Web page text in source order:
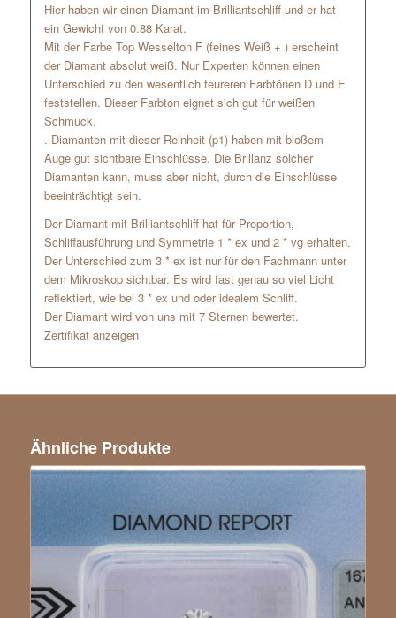
Hier haben wir einen Diamant im Brilliantschliff und er hat
ein Gewicht von 0.88 Karat.
Mit der Farbe Top Wesselton F (feines Weiß + ) erscheint
der Diamant absolut weiß. Nur Experten können einen
Unterschied zu den wesentlich teureren Farbtönen D und E
feststellen. Dieser Farbton eignet sich gut für weißen
Schmuck.
. Diamanten mit dieser Reinheit (p1) haben mit bloßem
Auge gut sichtbare Einschlüsse. Die Brillanz solcher
Diamanten kann, muss aber nicht, durch die Einschlüsse
beeinträchtigt sein.
Der Diamant mit Brilliantschliff hat für Proportion,
Schliffausführung und Symmetrie 1 * ex und 2 * vg erhalten.
Der Unterschied zum 3 * ex ist nur für den Fachmann unter
dem Mikroskop sichtbar. Es wird fast genau so viel Licht
reflektiert, wie bei 3 * ex und oder idealem Schliff.
Der Diamant wird von uns mit 7 Sternen bewertet.
Zertifikat anzeigen
Ähnliche Produkte